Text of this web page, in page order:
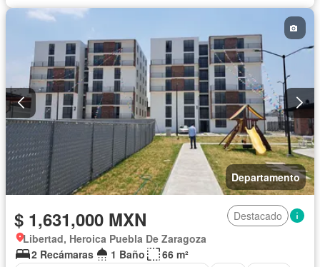
Departamento
$ 1,631,000 MXN
Destacado
Libertad, Heroica Puebla De Zaragoza
2 Recámaras
1 Baño
66 m²